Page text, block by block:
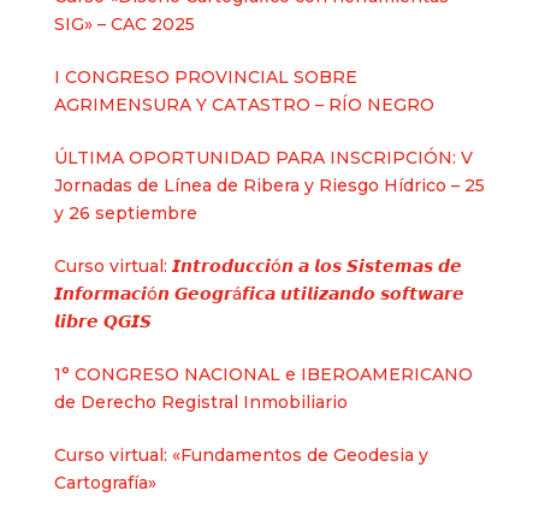
SIG» – CAC 2025
I CONGRESO PROVINCIAL SOBRE
AGRIMENSURA Y CATASTRO – RÍO NEGRO
ÚLTIMA OPORTUNIDAD PARA INSCRIPCIÓN: V
Jornadas de Línea de Ribera y Riesgo Hídrico – 25
y 26 septiembre
Curso virtual: 𝙄𝙣𝙩𝙧𝙤𝙙𝙪𝙘𝙘𝙞ó𝙣 𝙖 𝙡𝙤𝙨 𝙎𝙞𝙨𝙩𝙚𝙢𝙖𝙨 𝙙𝙚
𝙄𝙣𝙛𝙤𝙧𝙢𝙖𝙘𝙞ó𝙣 𝙂𝙚𝙤𝙜𝙧á𝙛𝙞𝙘𝙖 𝙪𝙩𝙞𝙡𝙞𝙯𝙖𝙣𝙙𝙤 𝙨𝙤𝙛𝙩𝙬𝙖𝙧𝙚
𝙡𝙞𝙗𝙧𝙚 𝙌𝙂𝙄𝙎
1° CONGRESO NACIONAL e IBEROAMERICANO
de Derecho Registral Inmobiliario
Curso virtual: «Fundamentos de Geodesia y
Cartografía»